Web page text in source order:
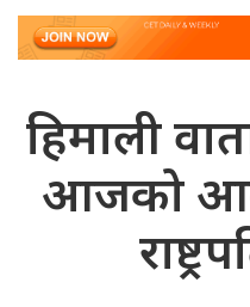
हिमाली
आजको